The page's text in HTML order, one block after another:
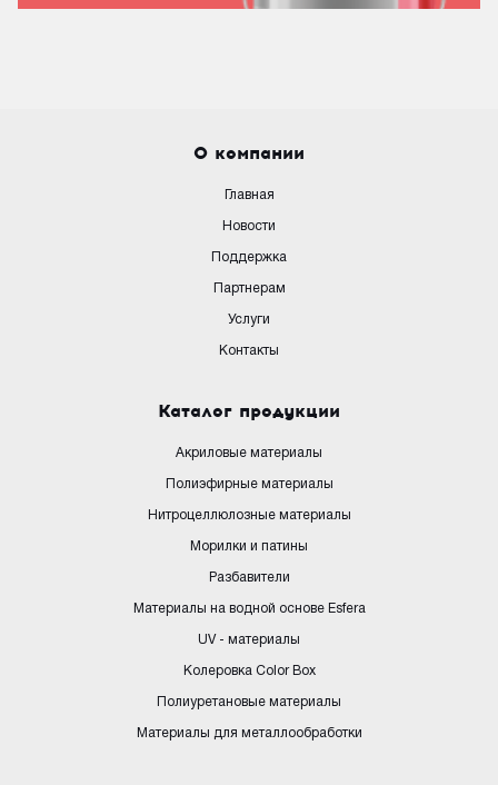
О компании
Главная
Новости
Поддержка
Партнерам
Услуги
Контакты
Каталог продукции
Акриловые материалы
Полиэфирные материалы
Нитроцеллюлозные материалы
Морилки и патины
Разбавители
Материалы на водной основе Esfera
UV - материалы
Колеровка Color Box
Полиуретановые материалы
Материалы для металлообработки